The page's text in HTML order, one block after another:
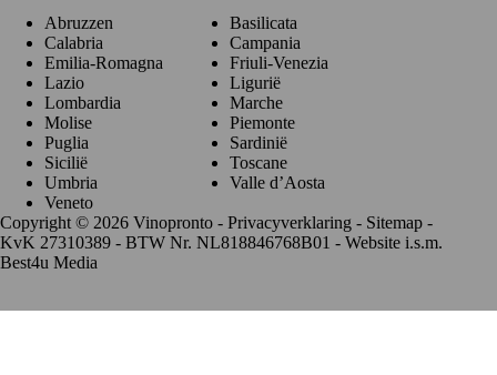
Abruzzen
Basilicata
Calabria
Campania
Emilia-Romagna
Friuli-Venezia
Lazio
Ligurië
Lombardia
Marche
Molise
Piemonte
Puglia
Sardinië
Sicilië
Toscane
Umbria
Valle d’Aosta
Veneto
Copyright © 2026 Vinopronto - Privacyverklaring - Sitemap -
KvK 27310389 - BTW Nr. NL818846768B01 - Website i.s.m.
Best4u Media